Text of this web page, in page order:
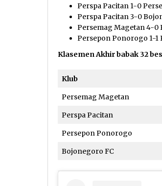
Perspa Pacitan 1-0
Perspa Pacitan 3-0
Persemag Magetan 4-0
Persepon Ponorogo 1-1
Klasemen Akhir babak 32
Klub
Persemag Magetan
Perspa Pacitan
Persepon Ponorogo
Bojonegoro FC